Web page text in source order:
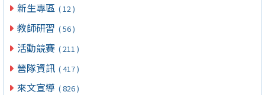
新生專區 ( 12 )
教師研習 ( 56 )
活動競賽 ( 211 )
營隊資訊 ( 417 )
來文宣導 ( 826 )